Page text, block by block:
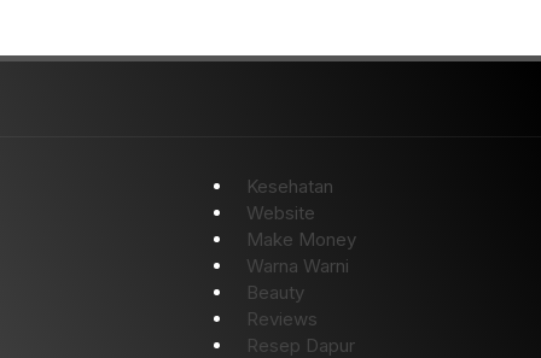
Kesehatan
Website
Make Money
Warna Warni
Beauty
Reviews
Resep Dapur